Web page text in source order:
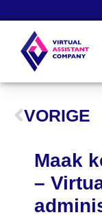
VORIGE
Maak
–